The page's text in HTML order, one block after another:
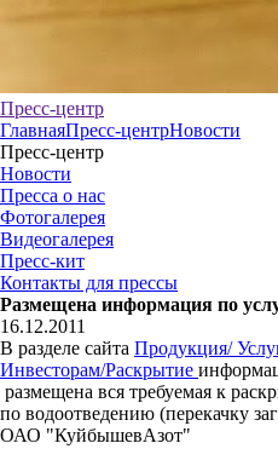
Пресс-центр
ГлавнаяПресс-центрНовости
Пресс-центр
Новости
Пресса о нас
Фотогалерея
Видеогалерея
Пресс-кит
Контакты для прессы
Размещена информация по
16.12.2011
В разделе сайта Продукция/
Инвесторам/Раскрытие
размещена вся требуемая к
по водоотведению (перекачку
ОАО "КуйбышевАзот"